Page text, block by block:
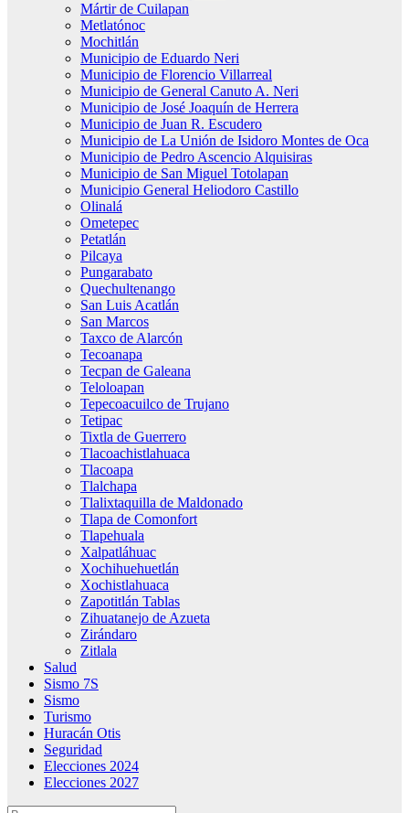
Mártir de Cuilapan
Metlatónoc
Mochitlán
Municipio de Eduardo Neri
Municipio de Florencio Villarreal
Municipio de General Canuto A. Neri
Municipio de José Joaquín de Herrera
Municipio de Juan R. Escudero
Municipio de La Unión de Isidoro Montes de Oca
Municipio de Pedro Ascencio Alquisiras
Municipio de San Miguel Totolapan
Municipio General Heliodoro Castillo
Olinalá
Ometepec
Petatlán
Pilcaya
Pungarabato
Quechultenango
San Luis Acatlán
San Marcos
Taxco de Alarcón
Tecoanapa
Tecpan de Galeana
Teloloapan
Tepecoacuilco de Trujano
Tetipac
Tixtla de Guerrero
Tlacoachistlahuaca
Tlacoapa
Tlalchapa
Tlalixtaquilla de Maldonado
Tlapa de Comonfort
Tlapehuala
Xalpatláhuac
Xochihuehuetlán
Xochistlahuaca
Zapotitlán Tablas
Zihuatanejo de Azueta
Zirándaro
Zitlala
Salud
Sismo 7S
Sismo
Turismo
Huracán Otis
Seguridad
Elecciones 2024
Elecciones 2027